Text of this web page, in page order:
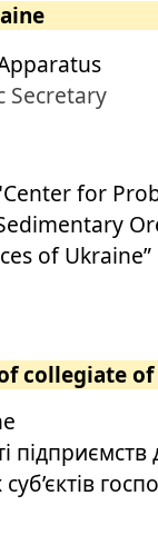
Secretary
for
of Ukraine”
collegiate of
підприємств